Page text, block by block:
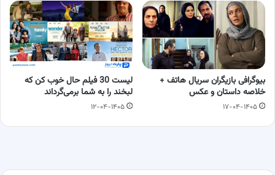
بیوگرافی بازیگران سریال هاتف +
خلاصه داستان و عکس
۱۷-۰۴-۱۴۰۵
لیست 30 فیلم حال خوب کن که
لبخند را به شما برمی‌گرداند
۱۲-۰۴-۱۴۰۵